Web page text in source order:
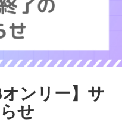
オンリー】サ
せ